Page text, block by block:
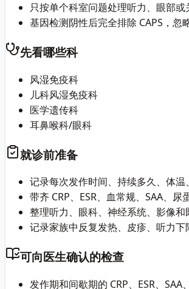
只按单个科室问题处理听力、眼部
基因检测阴性后完全排除 CAPS，
先看哪些科
风湿免疫科
儿科风湿免疫科
医学遗传科
耳鼻喉科/眼科
就诊前准备
记录每次发作时间、持续多久、体
带齐 CRP、ESR、血常规、SAA、
整理听力、眼科、神经系统、影像
记录家族中反复发热、皮疹、听力
可向医生确认的检查
发作期和间歇期的 CRP、ESR、